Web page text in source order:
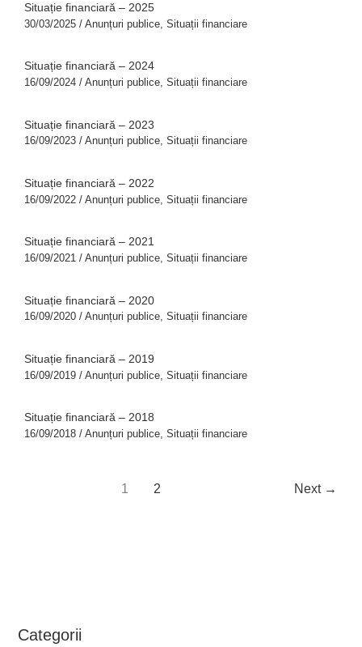
Situație financiară – 2025
30/03/2025 / Anunțuri publice, Situații financiare
Situație financiară – 2024
16/09/2024 / Anunțuri publice, Situații financiare
Situație financiară – 2023
16/09/2023 / Anunțuri publice, Situații financiare
Situație financiară – 2022
16/09/2022 / Anunțuri publice, Situații financiare
Situație financiară – 2021
16/09/2021 / Anunțuri publice, Situații financiare
Situație financiară – 2020
16/09/2020 / Anunțuri publice, Situații financiare
Situație financiară – 2019
16/09/2019 / Anunțuri publice, Situații financiare
Situație financiară – 2018
16/09/2018 / Anunțuri publice, Situații financiare
1 2 Next →
Categorii